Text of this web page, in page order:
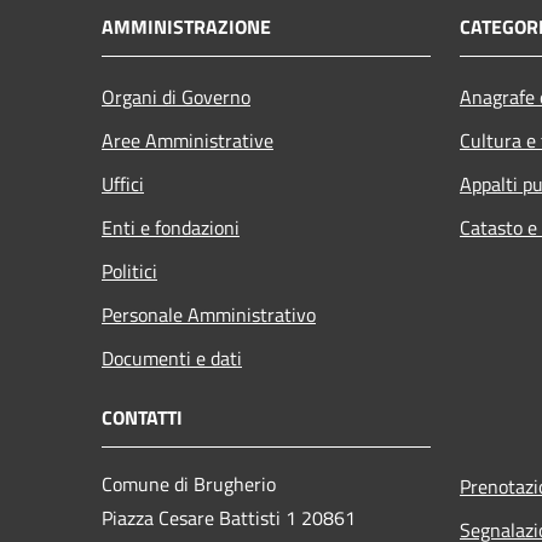
AMMINISTRAZIONE
Organi di Governo
Aree Amministrative
Uffici
Enti e fondazioni
Politici
Personale Amministrativo
Documenti e dati
Cultura
Appalti
Catasto
CONTATTI
Comune di Brugherio
Piazza Cesare Battisti 1 20861